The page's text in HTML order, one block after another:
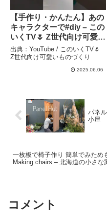
【手作り・かんたん】あの
キャラクターで#diy – この
いくTV🌷 Z世代向け可愛い
ものづくり
出典：YouTube / このいくTV🌷
Z世代向け可愛いものづくり
2025.06.06
パネ
小屋
一枚板で椅子作り 簡単でみため
Making chairs – 北海道の小さな
コメント